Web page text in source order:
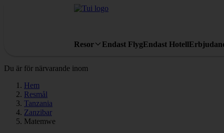
Resor Endast FlygEndast Hotell
Du är för närvarande inom
Hem
Resmål
Tanzania
Zanzibar
Matemwe